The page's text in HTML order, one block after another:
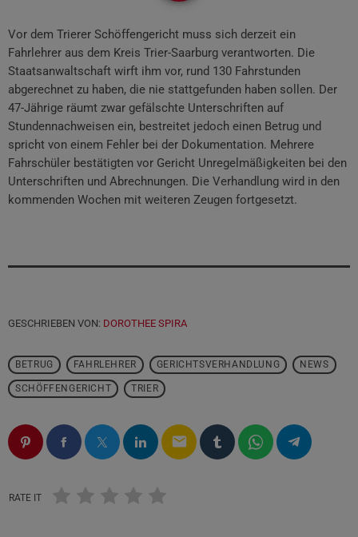
Vor dem Trierer Schöffengericht muss sich derzeit ein
Fahrlehrer aus dem Kreis Trier-Saarburg verantworten. Die
Staatsanwaltschaft wirft ihm vor, rund 130 Fahrstunden
abgerechnet zu haben, die nie stattgefunden haben sollen. Der
47-Jährige räumt zwar gefälschte Unterschriften auf
Stundennachweisen ein, bestreitet jedoch einen Betrug und
spricht von einem Fehler bei der Dokumentation. Mehrere
Fahrschüler bestätigten vor Gericht Unregelmäßigkeiten bei den
Unterschriften und Abrechnungen. Die Verhandlung wird in den
kommenden Wochen mit weiteren Zeugen fortgesetzt.
GESCHRIEBEN VON: DOROTHEE SPIRA
BETRUG FAHRLEHRER GERICHTSVERHANDLUNG NEWS
SCHÖFFENGERICHT TRIER
email
RATE IT